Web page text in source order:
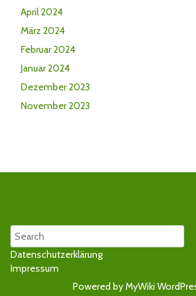
April 2024
März 2024
Februar 2024
Januar 2024
Dezember 2023
November 2023
Search
Datenschutzerklärung
Impressum
Powered by MyWiki